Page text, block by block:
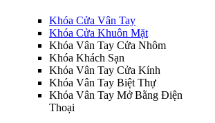
Khóa Cửa Vân Tay
Khóa Cửa Khuôn Mặt
Khóa Vân Tay Cửa Nhôm
Khóa Khách Sạn
Khóa Vân Tay Cửa Kính
Khóa Vân Tay Biệt Thự
Khóa Vân Tay Mở Bằng Điện
Thoại